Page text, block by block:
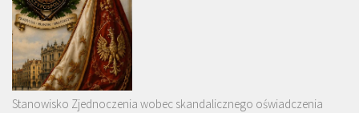
Stanowisko Zjednoczenia wobec skandalicznego oświadczenia